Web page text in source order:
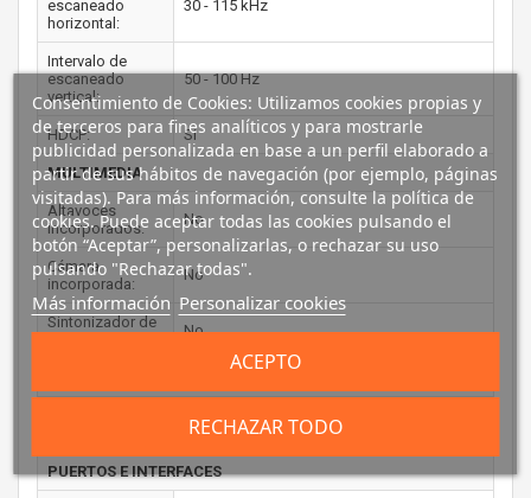
escaneado
horizontal:
30 - 115 kHz
Intervalo de
escaneado
vertical:
50 - 100 Hz
HDCP: Si
MULTIMEDIA
Altavoces
incorporados:
No
Cámara
incorporada:
No
Sintonizador de
No
Negro
PUERTOS E INTERFACES
Consentimiento de Cookies: Utilizamos cookies propias y
de terceros para fines analíticos y para mostrarle
publicidad personalizada en base a un perfil elaborado a
partir de sus hábitos de navegación (por ejemplo, páginas
visitadas). Para más información, consulte la política de
cookies. Puede aceptar todas las cookies pulsando el
botón “Aceptar”, personalizarlas, o rechazar su uso
pulsando "Rechazar todas".
Más información Personalizar cookies
RECHAZAR TODO
ACEPTO